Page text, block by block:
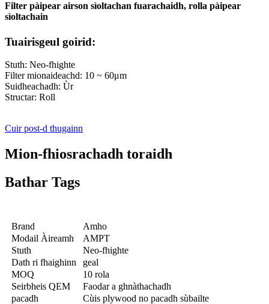
Filter pàipear airson sìoltachan fuarachaidh, rolla pàipear
sìoltachain
Tuairisgeul goirid:
Stuth: Neo-fhighte
Filter mionaideachd: 10 ~ 60μm
Suidheachadh: Ùr
Structar: ​​Roll
Cuir post-d thugainn
Mion-fhiosrachadh toraidh
Bathar Tags
Brand
Amho
Modail Àireamh
AMPT
Stuth
Neo-fhighte
Dath ri fhaighinn
geal
MOQ
10 rola
Seirbheis QEM
Faodar a ghnàthachadh
pacadh
Cùis plywood no pacadh sùbailte